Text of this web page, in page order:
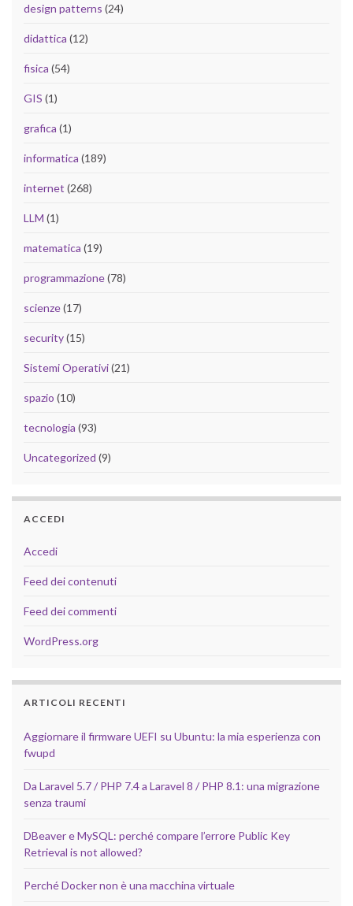
design patterns (24)
didattica (12)
fisica (54)
GIS (1)
grafica (1)
informatica (189)
internet (268)
LLM (1)
matematica (19)
programmazione(78)
scienze(17)
security(15)
Sistemi Operativi(21)
spazio (10)
tecnologia (93)
Uncategorized (9)
ACCEDI
Accedi
Feed dei contenuti
Feed dei commenti
WordPress.org
ARTICOLI RECENTI
Aggiornare il firmware UEFI su Ubuntu: la mia esperienza con
fwupd
Da Laravel 5.7 / PHP 7.4 a Laravel 8 / PHP 8.1: una migrazione
senza traumi
DBeaver e MySQL: perché compare l’errore Public Key
Retrieval is not allowed?
Perché Docker non è una macchina virtuale